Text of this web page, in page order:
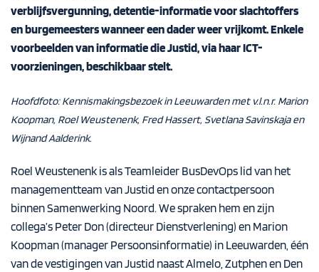
verblijfsvergunning, detentie-informatie voor slachtoffers
en burgemeesters wanneer een dader weer vrijkomt. Enkele
voorbeelden van informatie die Justid, via haar ICT-
voorzieningen, beschikbaar stelt.
Hoofdfoto: Kennismakingsbezoek in Leeuwarden met v.l.n.r. Marion
Koopman, RoelWeustenenk, FredHassert, SvetlanaSavinskajaen
Wijnand Aalderink.
Roel Weustenenk is als Teamleider BusDevOps lid van het
managementteam van Justid en onze contactpersoon
binnen Samenwerking Noord. We spraken hem en zijn
collega’s Peter Don (directeur Dienstverlening) en Marion
Koopman (manager Persoonsinformatie) in Leeuwarden, één
van de vestigingen van Justid naast Almelo, Zutphen en Den